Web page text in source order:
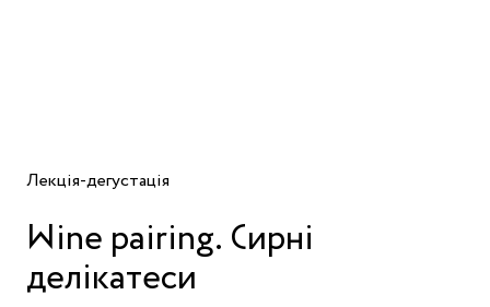
Лекція-дегустація
Wine pairing. Сирні
делікатеси